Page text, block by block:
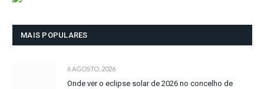
MAIS POPULARES
6 AGOSTO, 2026
Onde ver o eclipse solar de 2026 no concelho de